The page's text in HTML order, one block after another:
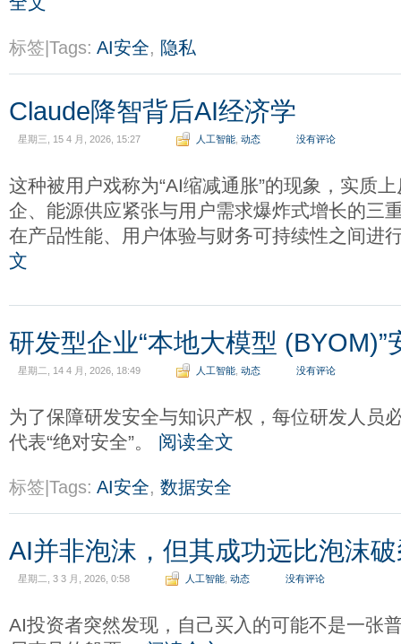
标签|Tags: AI安全, 隐私
Claude降智背后AI经济学
星期三, 15 4 月, 2026, 15:27 人工智能 动态 没有评论
这种被用户戏称为“AI缩减通胀”的现象，实质
企、能源供应紧张与用户需求爆炸式增长的三
在产品性能、用户体验与财务可持续性之间进
文
研发型企业“本地大模型 (BYOM)”
星期二, 14 4 月, 2026, 18:49 人工智能 动态 没有评论
为了保障研发安全与知识产权，每位研发人员
代表“绝对安全”。 阅读全文
标签|Tags: AI安全, 数据安全
AI并非泡沫，但其成功远比泡沫
星期二, 3 3 月, 2026, 0:58 人工智能 动态 没有评论
AI投资者突然发现，自己买入的可能不是一张